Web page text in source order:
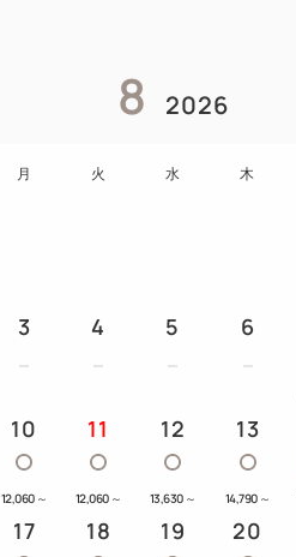
8 2026
月 火 水 木
3 4 5 6
10
12,060 ～
11
12,060 ～
12
13,630 ～
13
14,790 ～
17 18 19 20